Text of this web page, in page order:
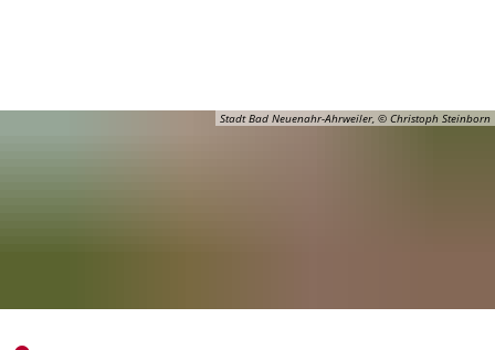
Stadt Bad Neuenahr-Ahrweiler, © Christoph Steinborn